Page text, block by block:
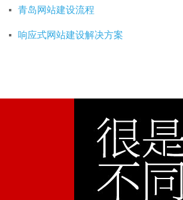
青岛网站建设流程
响应式网站建设解决方案